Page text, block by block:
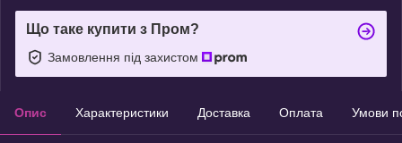
Що таке купити з Пром?
Замовлення під захистом
Опис Характеристики Доставка Оплата Умови